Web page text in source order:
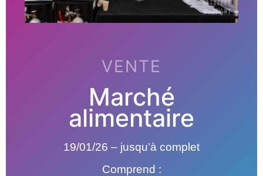
VENTE
Marché
alimentaire
19/01/26 – jusqu’à complet
Comprend :